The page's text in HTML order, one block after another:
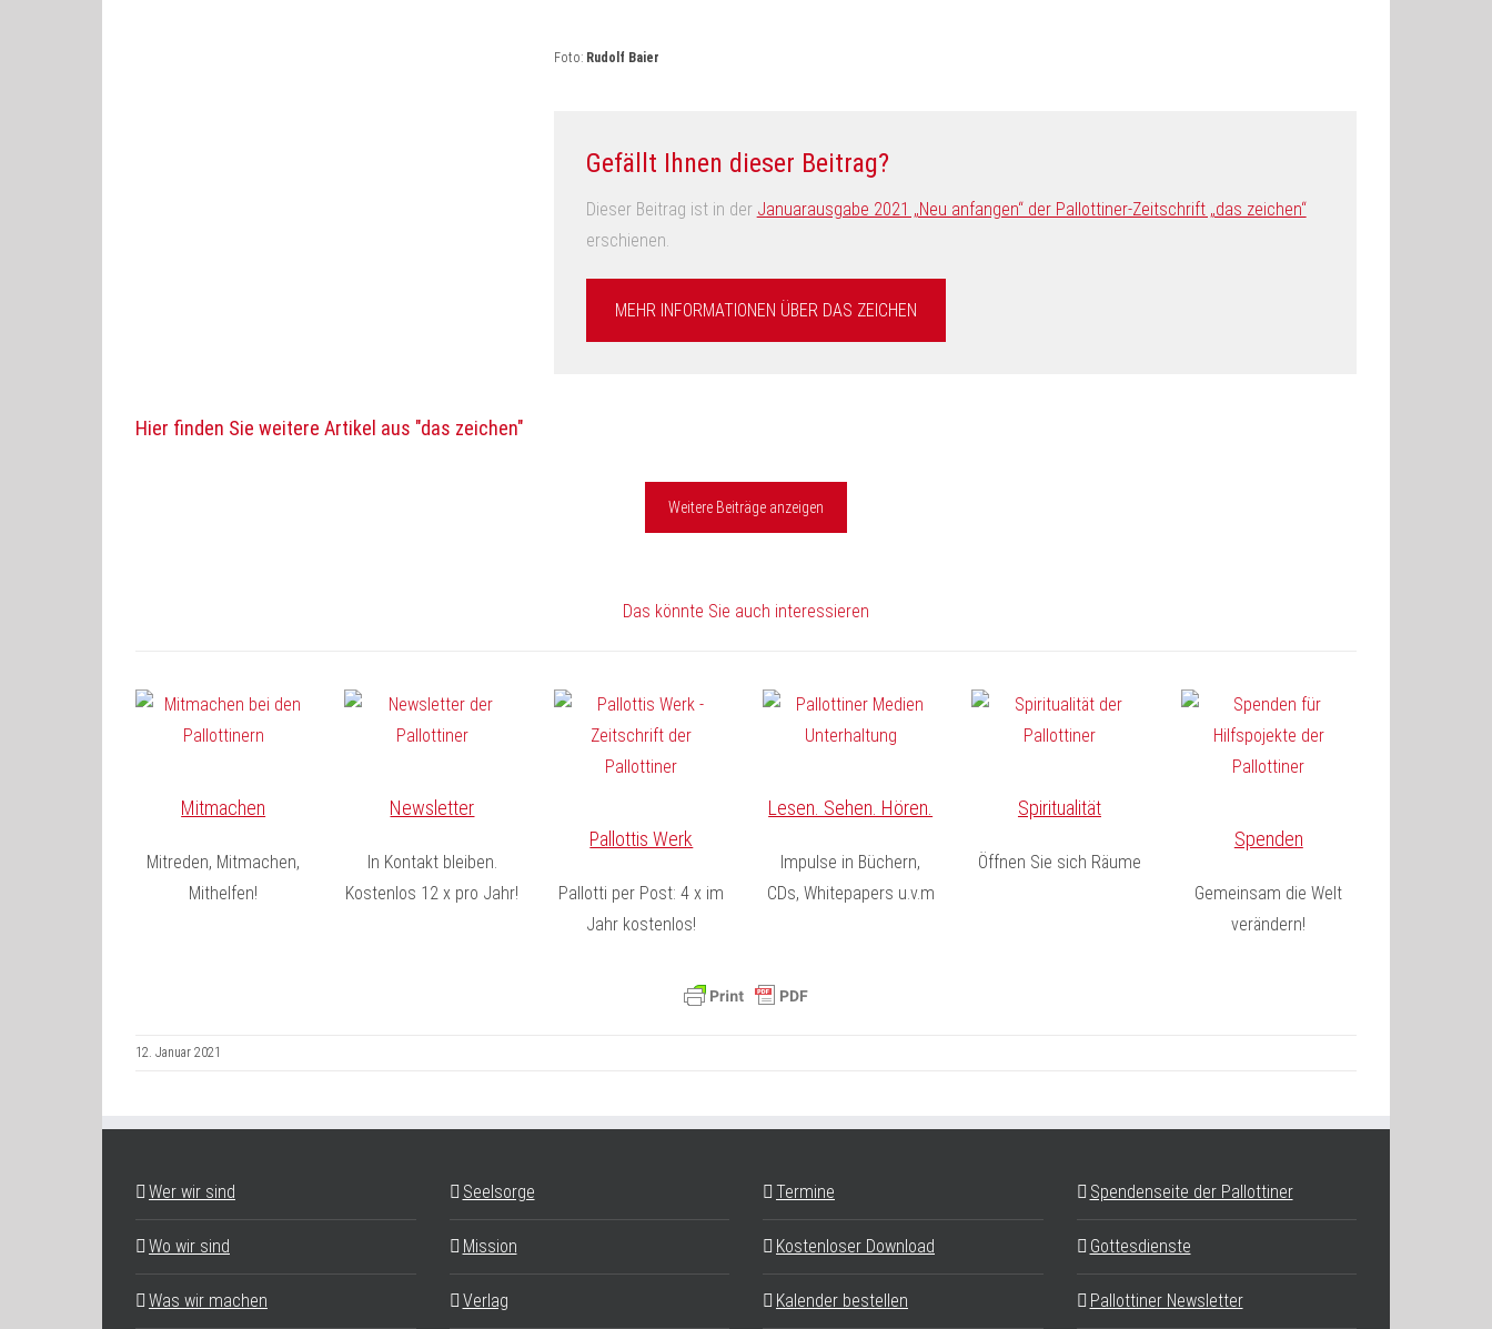
Foto: Rudolf Baier
Gefällt Ihnen dieser Beitrag?
Dieser Beitrag ist in der Januarausgabe 2021 „Neu anfangen“ der Pallottiner-Zeitschrift „das zeichen“
erschienen.
MEHR INFORMATIONEN ÜBER DAS ZEICHEN
Hier finden Sie weitere Artikel aus "das zeichen"
Weitere Beiträge anzeigen
Das könnte Sie auch interessieren
Mitmachen
Mitreden, Mitmachen,
Mithelfen!
Newsletter
In Kontakt bleiben.
Kostenlos 12 x pro Jahr!
Pallottis Werk
Pallotti per Post: 4 x im
Jahr kostenlos!
Lesen. Sehen. Hören.
Impulse in Büchern,
CDs, Whitepapers u.v.m
Spiritualität
Öffnen Sie sich Räume
Spenden
Gemeinsam die Welt
verändern!
12. Januar 2021
Wer wir sind
Wo wir sind
Was wir machen
Seelsorge
Mission
Verlag
Termine
Kostenloser Download
Kalender bestellen
Spendenseite der Pallottiner
Gottesdienste
Pallottiner Newsletter